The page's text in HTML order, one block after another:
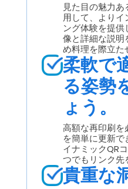
見た目の魅力
用して、よりイ
ング体験を提
像と詳細な説明
め料理を際立た
柔軟で
る姿勢
ょう。
高額な再印刷を
を簡単に更新で
イナミックQR
つでもリンク先
貴重な